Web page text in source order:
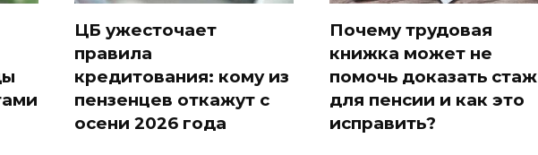
ЦБ ужесточает
правила
кредитования: кому из
пензенцев откажут с
осени 2026 года
Почему трудовая
книжка может не
помочь доказать стаж
для пенсии и как это
исправить?